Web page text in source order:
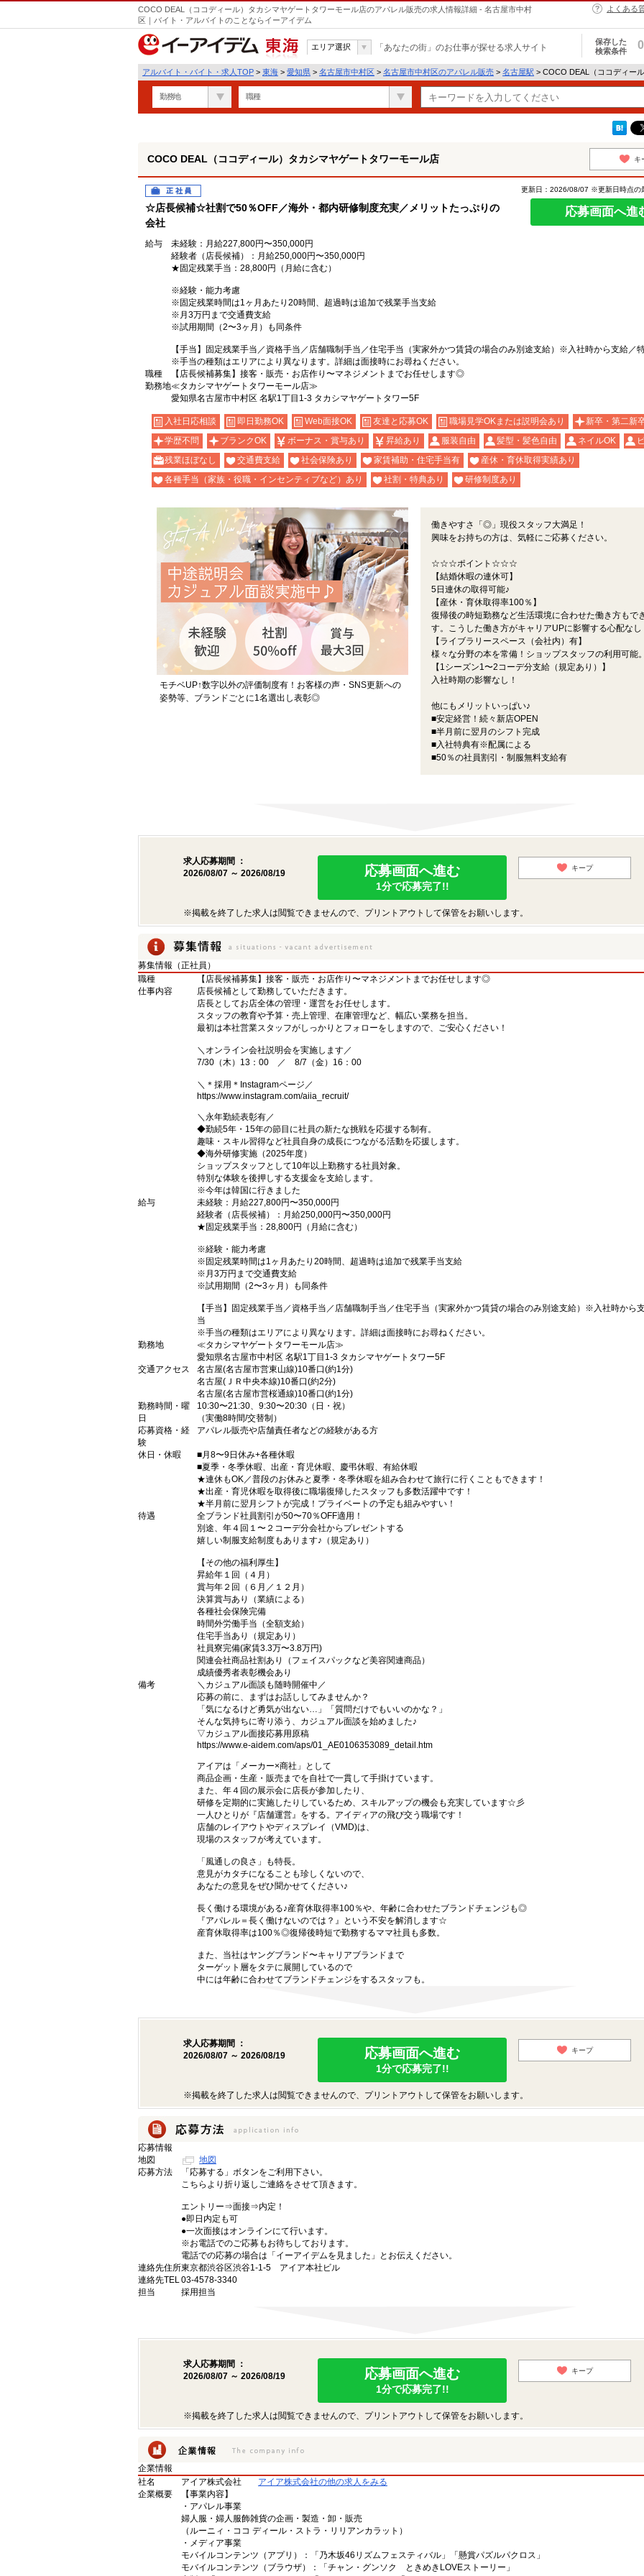
COCO DEAL（ココディール）タカシマヤゲートタワーモール店のアパレル販売の求人情報詳細 - 名古屋市中村
区｜バイト・アルバイトのことならイーアイデム
よくある
東海
エリア選択 「あなたの街」のお仕事が探せる求人サイト
保存した
検索条件
0
アルバイト・バイト・求人TOP > 東海 > 愛知県 > 名古屋市中村区 > 名古屋市中村区のアパレル販売 > 名古屋駅 > COCO DEAL（ココディー
勤務地 職種
COCO DEAL（ココディール）タカシマヤゲートタワーモール店 キ
正社員
☆店長候補☆社割で50％OFF／海外・都内研修制度充実／メリットたっぷりの
会社
更新日：2026/08/07 ※更新日時点の
応募画面へ進
給与
未経験：月給227,800円〜350,000円
経験者（店長候補）：月給250,000円〜350,000円
★固定残業手当：28,800円（月給に含む）
※経験・能力考慮
※固定残業時間は1ヶ月あたり20時間、超過時は追加で残業手当支給
※月3万円まで交通費支給
※試用期間（2〜3ヶ月）も同条件
【手当】固定残業手当／資格手当／店舗職制手当／住宅手当（実家外かつ賃貸の場合のみ別途支給）※入社時から支給／
※手当の種類はエリアにより異なります。詳細は面接時にお尋ねください。
職種
【店長候補募集】接客・販売・お店作り〜マネジメントまでお任せします◎
勤務地≪タカシマヤゲートタワーモール店≫
愛知県名古屋市中村区 名駅1丁目1-3 タカシマヤゲートタワー5F
入社日応相談 即日勤務OK Web面接OK 友達と応募OK 職場見学OKまたは説明会あり
新卒・第二新
学歴不問
ブランクOK ボーナス・賞与あり 昇給あり 服装自由 髪型・髪色自由 ネイルOK
残業ほぼなし
交通費支給 社会保険あり 家賃補助・住宅手当有
産休・育休取得実績あり
各種手当（家族・役職・インセンティブなど）あり
社割・特典あり 研修制度あり
モチベUP↑数字以外の評価制度有！お客様の声・SNS更新への
姿勢等、ブランドごとに1名選出し表彰◎
働きやすさ「◎」現役スタッフ大満足！
興味をお持ちの方は、気軽にご応募ください。
☆☆☆ポイント☆☆☆
【結婚休暇の連休可】
5日連休の取得可能♪
【産休・育休取得率100％】
復帰後の時短勤務など生活環境に合わせた働き方もで
す。こうした働き方がキャリアUPに影響する心配なし
【ライブラリースペース（会社内）有】
様々な分野の本を常備！ショップスタッフの利用可能
【1シーズン1〜2コーデ分支給（規定あり）】
入社時期の影響なし！
他にもメリットいっぱい♪
■安定経営！続々新店OPEN
■半月前に翌月のシフト完成
■入社特典有※配属による
■50％の社員割引・制服無料支給有
求人応募期間 ：
2026/08/07 ～ 2026/08/19
応募画面へ進む
1分で応募完了!!
キープ
※掲載を終了した求人は閲覧できませんので、プリントアウトして保管をお願いします。
募集情報（正社員）
職種
【店長候補募集】接客・販売・お店作り〜マネジメントまでお任せします◎
仕事内容
店長候補として勤務していただきます。
店長としてお店全体の管理・運営をお任せします。
スタッフの教育や予算・売上管理、在庫管理など、幅広い業務を担当。
最初は本社営業スタッフがしっかりとフォローをしますので、ご安心ください！
＼オンライン会社説明会を実施します／
7/30（木）13：00 ／ 8/7（金）16：00
＼＊採用＊Instagramページ／
https://www.instagram.com/aiia_recruit/
＼永年勤続表彰有／
◆勤続5年・15年の節目に社員の新たな挑戦を応援する制有。
趣味・スキル習得など社員自身の成長につながる活動を応援します。
◆海外研修実施（2025年度）
ショップスタッフとして10年以上勤務する社員対象。
特別な体験を後押しする支援金を支給します。
※今年は韓国に行きました
給与
未経験：月給227,800円〜350,000円
経験者（店長候補）：月給250,000円〜350,000円
★固定残業手当：28,800円（月給に含む）
※経験・能力考慮
※固定残業時間は1ヶ月あたり20時間、超過時は追加で残業手当支給
※月3万円まで交通費支給
※試用期間（2〜3ヶ月）も同条件
【手当】固定残業手当／資格手当／店舗職制手当／住宅手当（実家外かつ賃貸の場合のみ別途支給）※入社時から
当
※手当の種類はエリアにより異なります。詳細は面接時にお尋ねください。
勤務地
≪タカシマヤゲートタワーモール店≫
愛知県名古屋市中村区 名駅1丁目1-3 タカシマヤゲートタワー5F
交通アクセス
名古屋(名古屋市営東山線)10番口(約1分)
名古屋(ＪＲ中央本線)10番口(約2分)
名古屋(名古屋市営桜通線)10番口(約1分)
勤務時間・曜
日
10:30〜21:30、9:30〜20:30（日・祝）
（実働8時間/交替制）
応募資格・経
験
アパレル販売や店舗責任者などの経験がある方
休日・休暇
■月8〜9日休み+各種休暇
■夏季・冬季休暇、出産・育児休暇、慶弔休暇、有給休暇
★連休もOK／普段のお休みと夏季・冬季休暇を組み合わせて旅行に行くこともできます！
★出産・育児休暇を取得後に職場復帰したスタッフも多数活躍中です！
★半月前に翌月シフトが完成！プライベートの予定も組みやすい！
待遇
全ブランド社員割引が50〜70％OFF適用！
別途、年４回１〜２コーデ分会社からプレゼントする
嬉しい制服支給制度もあります♪（規定あり）
【その他の福利厚生】
昇給年１回（４月）
賞与年２回（６月／１２月）
決算賞与あり（業績による）
各種社会保険完備
時間外労働手当（全額支給）
住宅手当あり（規定あり）
社員寮完備(家賃3.3万〜3.8万円)
関連会社商品社割あり（フェイスパックなど美容関連商品）
成績優秀者表彰機会あり
備考
＼カジュアル面談も随時開催中／
応募の前に、まずはお話ししてみませんか？
「気になるけど勇気が出ない…」「質問だけでもいいのかな？」
そんな気持ちに寄り添う、カジュアル面談を始めました♪
▽カジュアル面接応募用原稿
https://www.e-aidem.com/aps/01_AE0106353089_detail.htm
アイアは「メーカー×商社」として
商品企画・生産・販売までを自社で一貫して手掛けています。
また、年４回の展示会に店長が参加したり、
研修を定期的に実施したりしているため、スキルアップの機会も充実しています☆彡
一人ひとりが『店舗運営』をする。アイディアの飛び交う職場です！
店舗のレイアウトやディスプレイ（VMD)は、
現場のスタッフが考えています。
「風通しの良さ」も特長。
意見がカタチになることも珍しくないので、
あなたの意見をぜひ聞かせてください♪
長く働ける環境がある♪産育休取得率100％や、年齢に合わせたブランドチェンジも◎
『アパレル＝長く働けないのでは？』という不安を解消します☆
産育休取得率は100％◎復帰後時短で勤務するママ社員も多数。
また、当社はヤングブランド〜キャリアブランドまで
ターゲット層をタテに展開しているので
中には年齢に合わせてブランドチェンジをするスタッフも。
求人応募期間 ：
2026/08/07 ～ 2026/08/19
応募画面へ進む
1分で応募完了!!
キープ
※掲載を終了した求人は閲覧できませんので、プリントアウトして保管をお願いします。
応募情報
地図
地図
応募方法
「応募する」ボタンをご利用下さい。
こちらより折り返しご連絡をさせて頂きます。
エントリー⇒面接⇒内定！
●即日内定も可
●一次面接はオンラインにて行います。
※お電話でのご応募もお待ちしております。
電話での応募の場合は「イーアイデムを見ました」とお伝えください。
連絡先住所東京都渋谷区渋谷1-1-5 アイア本社ビル
連絡先TEL03-4578-3340
担当
採用担当
求人応募期間 ：
2026/08/07 ～ 2026/08/19
応募画面へ進む
1分で応募完了!!
キープ
※掲載を終了した求人は閲覧できませんので、プリントアウトして保管をお願いします。
企業情報
社名
アイア株式会社
アイア株式会社の他の求人をみる
企業概要
【事業内容】
・アパレル事業
婦人服・婦人服飾雑貨の企画・製造・卸・販売
（ルーニィ・ココ ディール・ストラ・リリアンカラット）
・メディア事業
モバイルコンテンツ（アプリ）：「乃木坂46リズムフェスティバル」「懸賞パズルパクロス」
モバイルコンテンツ（ブラウザ）：「チャン・グンソク ときめきLOVEストーリー」